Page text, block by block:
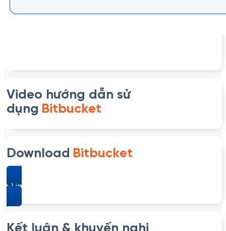
Video hướng dẫn sử
dụng Bitbucket
Download Bitbucket
Link download Bitbucket – Công cụ lưu trữ mã nguồn